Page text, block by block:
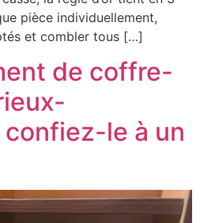
pièce individuellement,
et combler tous […]
de coffre-
confiez-le à un